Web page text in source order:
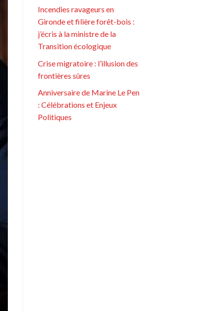
Incendies ravageurs en
Gironde et filière forêt-bois :
j’écris à la ministre de la
Transition écologique
Crise migratoire : l’illusion des
frontières sûres
Anniversaire de Marine Le Pen
: Célébrations et Enjeux
Politiques